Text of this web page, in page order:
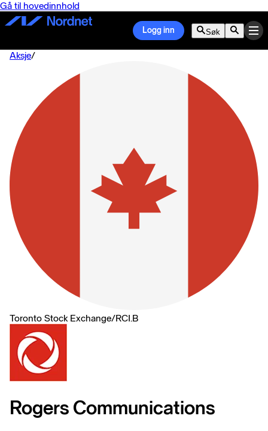
Gå til hovedinnhold
Logg inn Søk
Aksje/
Toronto Stock Exchange/RCI.B
Rogers Communications